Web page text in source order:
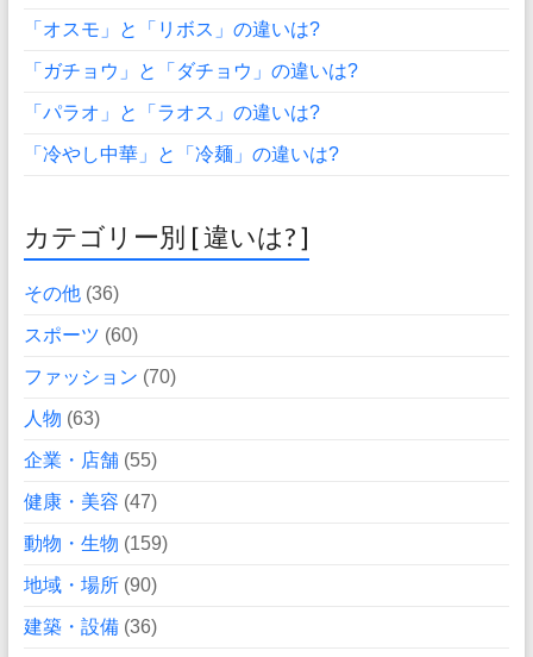
「オスモ」と「リボス」の違いは?
「ガチョウ」と「ダチョウ」の違いは?
「パラオ」と「ラオス」の違いは?
「冷やし中華」と「冷麺」の違いは?
カテゴリー別 [ 違いは? ]
その他(36)
スポーツ (60)
ファッション (70)
人物 (63)
企業・店舗(55)
健康・美容 (47)
動物・生物 (159)
地域・場所(90)
建築・設備(36)